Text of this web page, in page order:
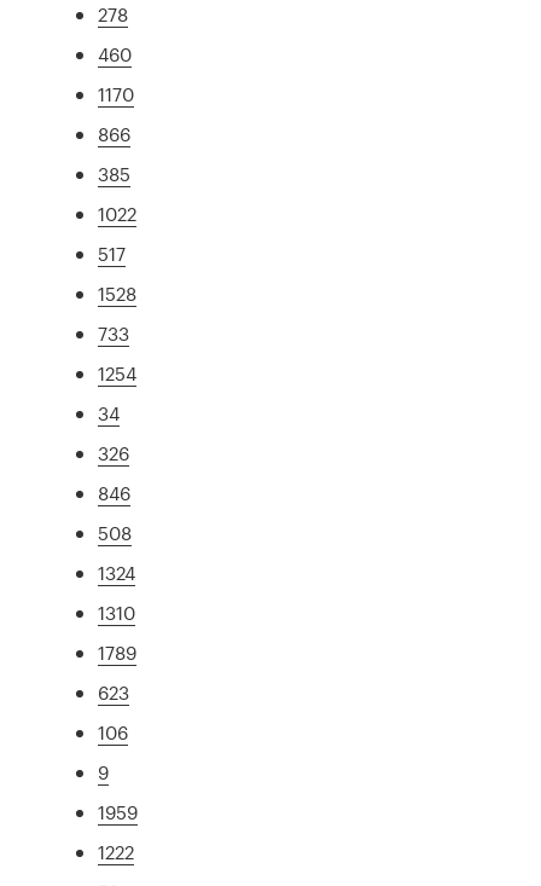
278
460
1170
866
385
1022
517
1528
733
1254
34
326
846
508
1324
1310
1789
623
106
9
1959
1222